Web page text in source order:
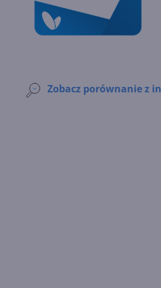
Zobacz porównanie z